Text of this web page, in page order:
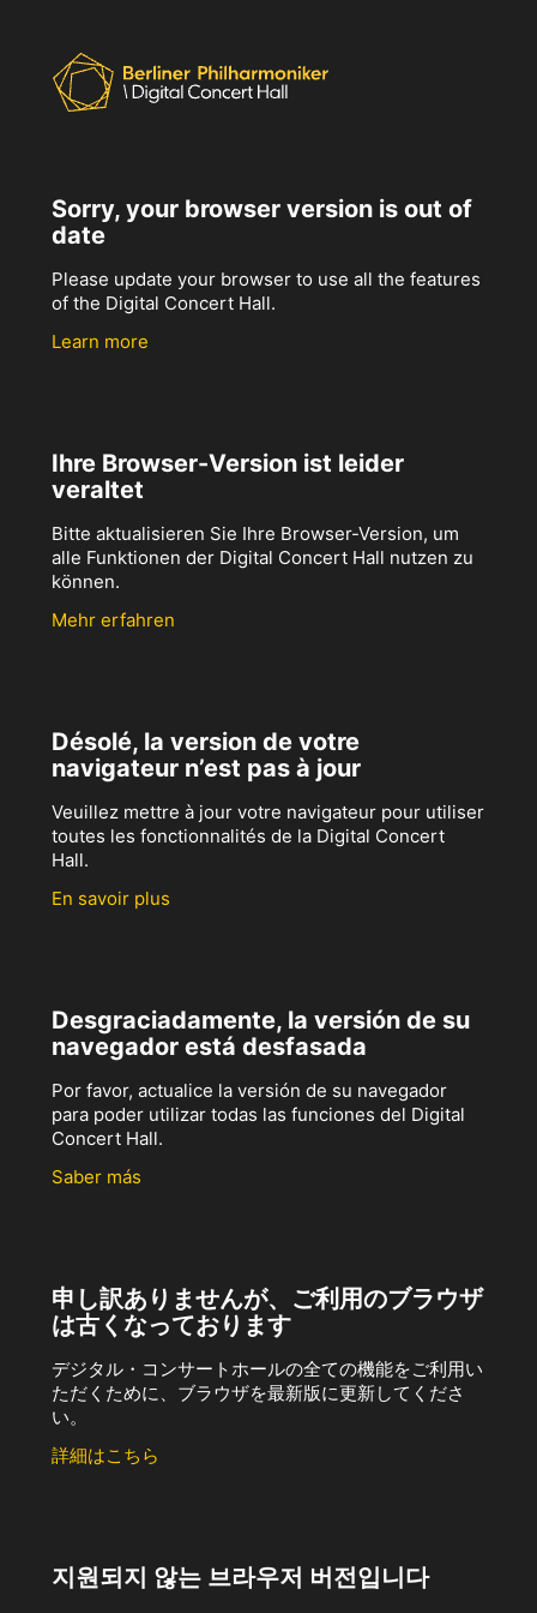
Sorry, your browser version is out of
date
Please update your browser to use all the features
of the Digital Concert Hall.
Learn more
Ihre Browser-Version ist leider
veraltet
Bitte aktualisieren Sie Ihre Browser-Version, um
alle Funktionen der Digital Concert Hall nutzen zu
können.
Mehr erfahren
Désolé, la version de votre
navigateur n’est pas à jour
Veuillez mettre à jour votre navigateur pour utiliser
toutes les fonctionnalités de la Digital Concert
Hall.
En savoir plus
Desgraciadamente, la versión de su
navegador está desfasada
Por favor, actualice la versión de su navegador
para poder utilizar todas las funciones del Digital
Concert Hall.
Saber más
申し訳ありませんが、ご利用のブラウザ
は古くなっております
デジタル・コンサートホールの全ての機能をご利用い
ただくために、ブラウザを最新版に更新してくださ
い。
詳細はこちら
지원되지 않는 브라우저 버전입니다